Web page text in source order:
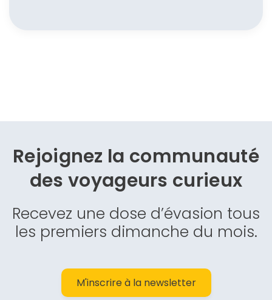
Rejoignez la communauté
desvoyageurs curieux
Recevez une dose d’évasion tous
les premiers dimanche du mois.
M'inscrire à la newsletter